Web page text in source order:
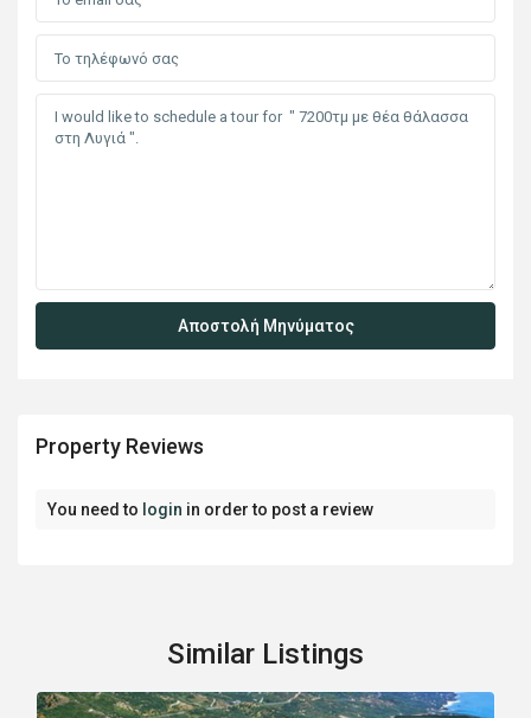
Property Reviews
You need to login in order to post a review
Similar Listings